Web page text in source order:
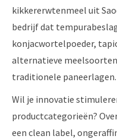
kikkererwtenmeel uit
bedrijf dat
konjacwortelpoeder,
alternatieve meelsoorten
traditionele paneerlagen.
Wil je innovatie
productcategorieën?
een clean label,